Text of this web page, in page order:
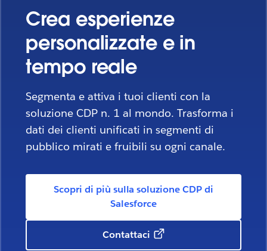
Crea esperienze
personalizzate e in
tempo reale
Segmenta e attiva i tuoi clienti con la
soluzione CDP n. 1 al mondo. Trasforma i
dati dei clienti unificati in segmenti di
pubblico mirati e fruibili su ogni canale.
Scopri di più sulla soluzione CDP di
Salesforce
Contattaci